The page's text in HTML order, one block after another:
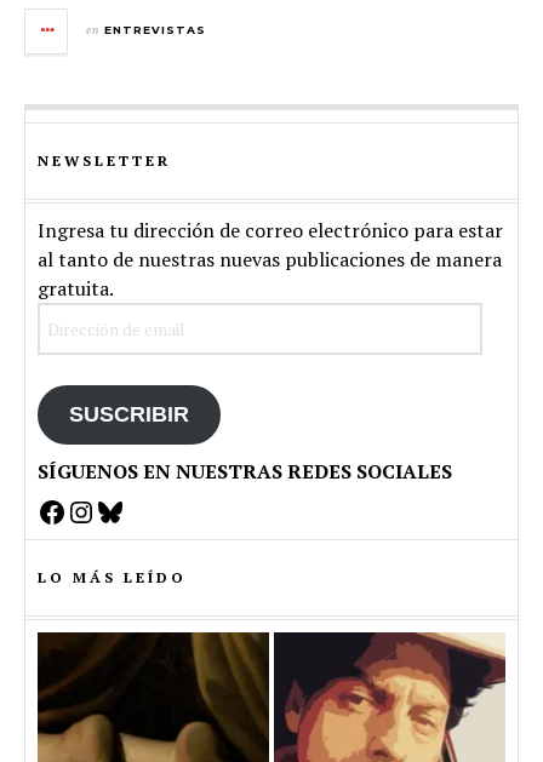
en ENTREVISTAS
NEWSLETTER
Ingresa tu dirección de correo electrónico para estar
al tanto de nuestras nuevas publicaciones de manera
gratuita.
SUSCRIBIR
SÍGUENOS EN NUESTRAS REDES SOCIALES
Facebook
Instagram
Bluesky
LO MÁS LEÍDO